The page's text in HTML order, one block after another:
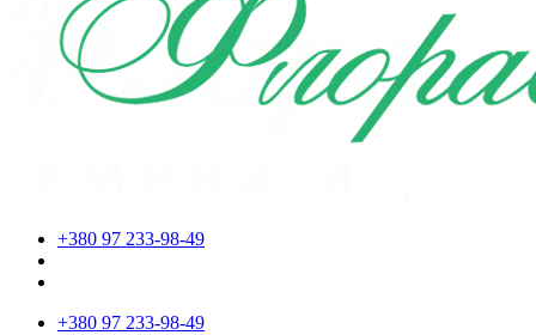
+380 97 233-98-49
+380 97 233-98-49